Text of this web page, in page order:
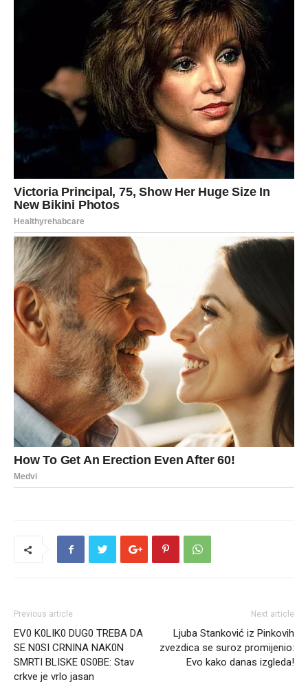
Previous article
EV0 K0LIK0 DUG0 TREBA DA
SE N0SI CRNINA NAK0N
SMRTI BLISKE 0S0BE: Stav
crkve je vrlo jasan
Next article
Ljuba Stanković iz Pinkovih
zvezdica se suroz promijenio:
Evo kako danas izgleda!